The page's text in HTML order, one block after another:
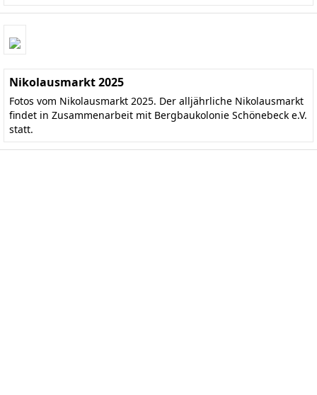
Nikolausmarkt 2025
Fotos vom Nikolausmarkt 2025. Der alljährliche Nikolausmarkt
findet in Zusammenarbeit mit Bergbaukolonie Schönebeck e.V.
statt.